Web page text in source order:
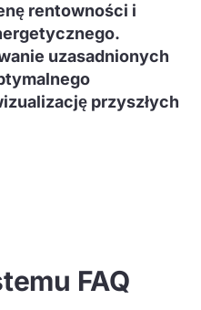
rentowności i
uzasadnionych
przyszłych
FAQ